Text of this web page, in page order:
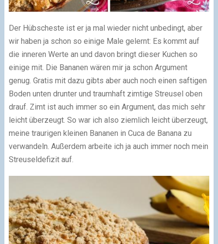
Der Hübscheste ist er ja mal wieder nicht unbedingt, aber
wir haben ja schon so einige Male gelernt: Es kommt auf
die inneren Werte an und davon bringt dieser Kuchen so
einige mit. Die Bananen wären mir ja schon Argument
genug. Gratis mit dazu gibts aber auch noch einen saftigen
Boden unten drunter und traumhaft zimtige Streusel oben
drauf. Zimt ist auch immer so ein Argument, das mich sehr
leicht überzeugt. So war ich also ziemlich leicht überzeugt,
meine traurigen kleinen Bananen in Cuca de Banana zu
verwandeln. Außerdem arbeite ich ja auch immer noch mein
Streuseldefizit auf.